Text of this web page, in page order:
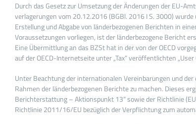
Durch das Gesetz zur Umsetzung der Änderungen der EU-
verlagerungen vom 20.12.2016 (BGBl. 2016 I S. 3000)
Erstellung und Abgabe von länderbezogenen Berichten in
Voraussetzungen vorliegen, ist der länderbezogene Bericht
Eine Übermittlung an das BZSt hat in der von der OECD
auf der OECD-Internetseite unter „Tax“ veröffentlichten „User
Unter Beachtung der internationalen Vereinbarungen und
Rahmen der länderbezogenen Berichte zu machen. Dieses
Berichterstattung – Aktionspunkt 13“ sowie der Richtlinie
Richtlinie 2011/16/EU bezüglich der Verpflichtung zum